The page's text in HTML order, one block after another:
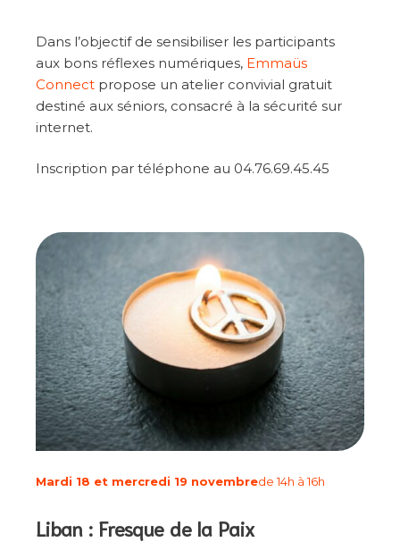
Dans l’objectif de sensibiliser les participants
aux bons réflexes numériques, Emmaüs
Connect propose un atelier convivial gratuit
destiné aux séniors, consacré à la sécurité sur
internet.
Inscription par téléphone au 04.76.69.45.45
Mardi 18 et mercredi 19 novembrede 14h à 16h
Liban : Fresque de la Paix